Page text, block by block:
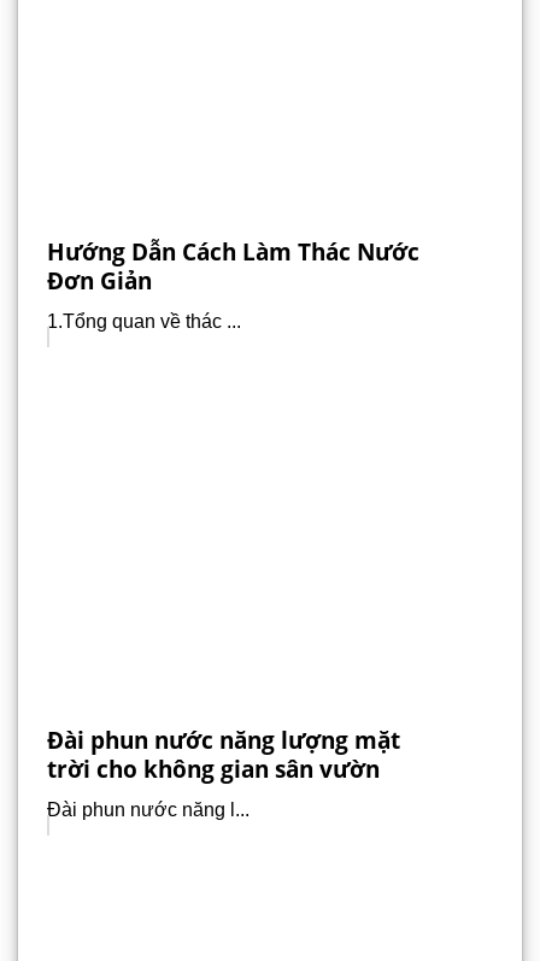
Hướng Dẫn Cách Làm Thác Nước
Đơn Giản
1.Tổng quan về thác ...
Đài phun nước năng lượng mặt
trời cho không gian sân vườn
Đài phun nước năng l...